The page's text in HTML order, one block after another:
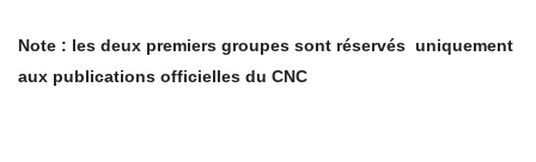
Note : les deux premiers groupes sont réservés uniquement
aux publications officielles du CNC